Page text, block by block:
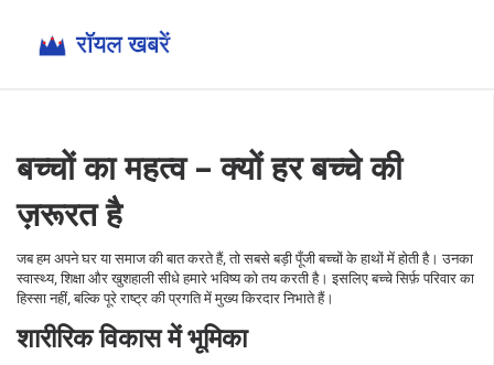
बच्चों का महत्व – क्यों हर बच्चे की
ज़रूरत है
जब हम अपने घर या समाज की बात करते हैं, तो सबसे बड़ी पूँजी बच्चों के हाथों में होती है। उनका
स्वास्थ्य, शिक्षा और खुशहाली सीधे हमारे भविष्य को तय करती है। इसलिए बच्‍चे सिर्फ़ परिवार का
हिस्सा नहीं, बल्कि पूरे राष्ट्र की प्रगति में मुख्य किरदार निभाते हैं।
शारीरिक विकास में भूमिका